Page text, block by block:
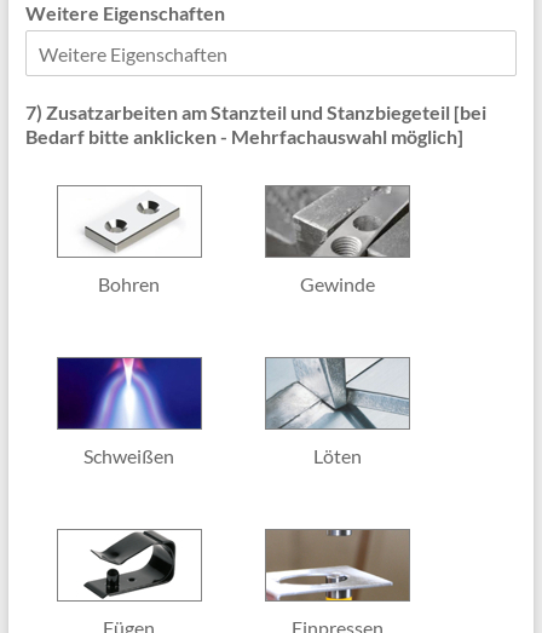
Weitere Eigenschaften
7) Zusatzarbeiten am Stanzteil und Stanzbiegeteil [bei
Bedarf bitte anklicken - Mehrfachauswahl möglich]
Bohren Gewinde
Schweißen Löten
Fügen Einpressen